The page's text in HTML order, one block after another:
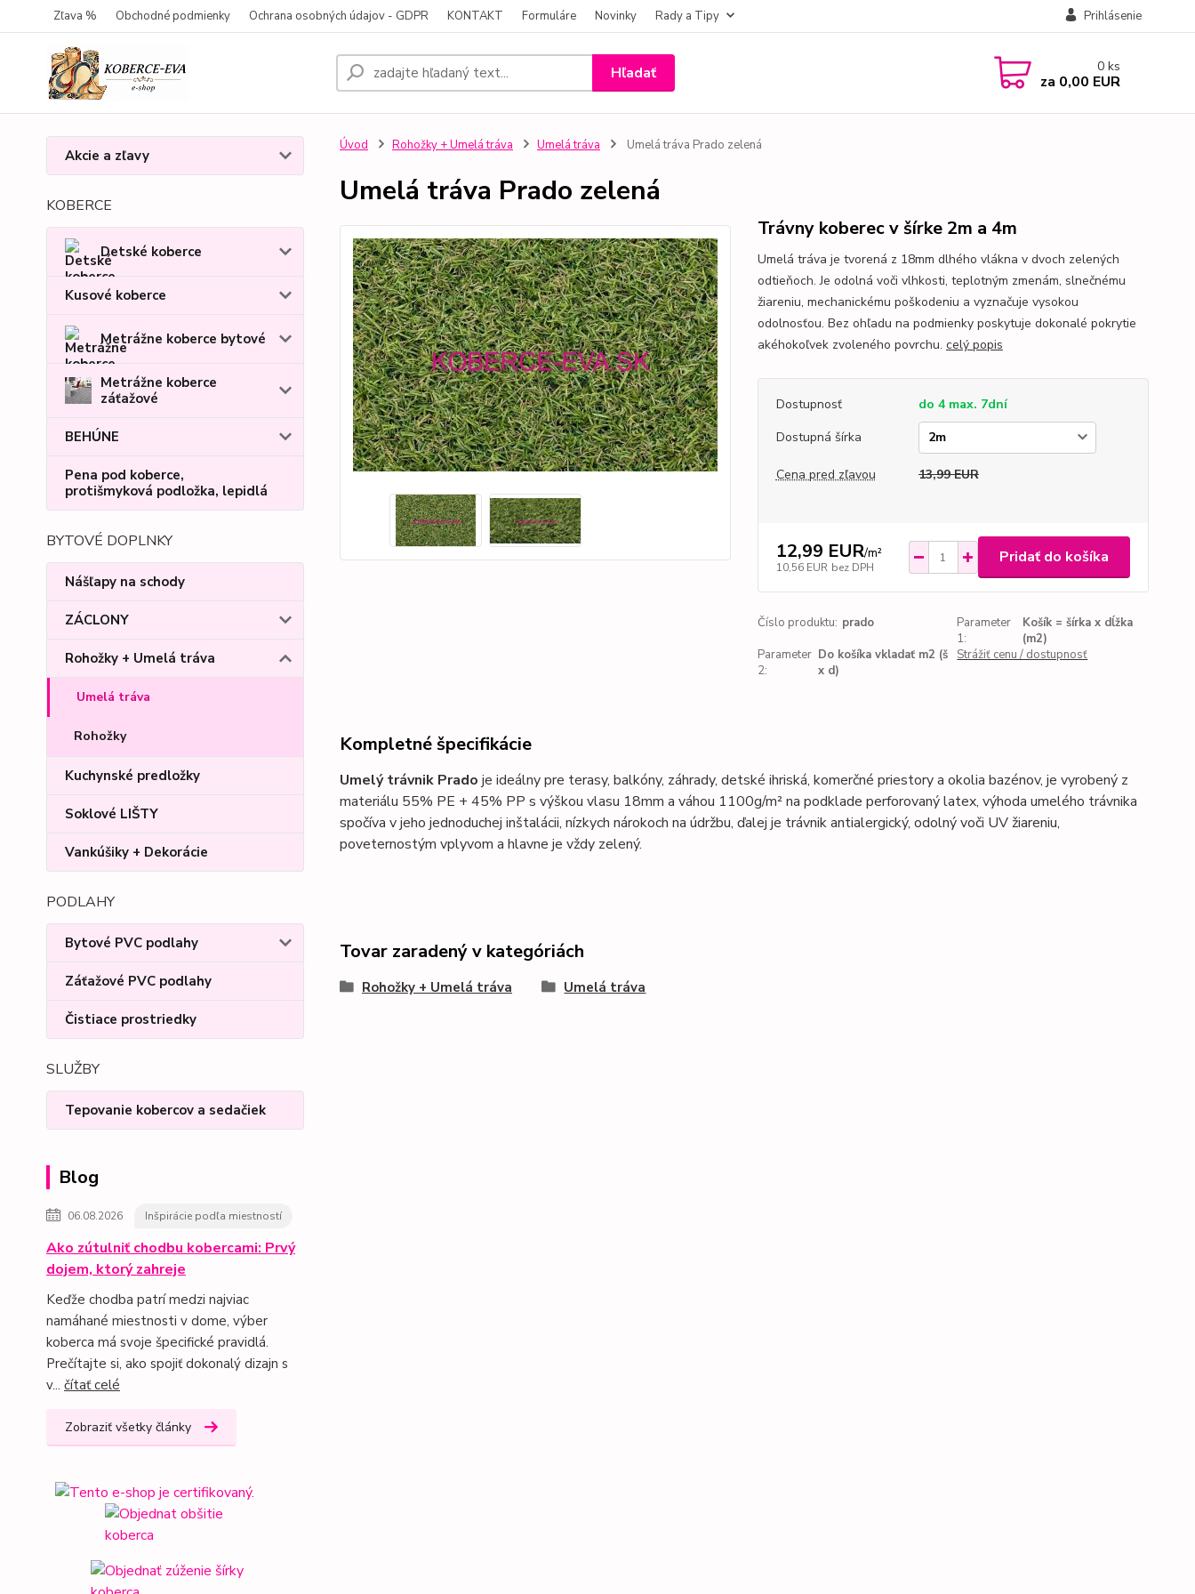
Zľava % Obchodné podmienky Ochrana osobných údajov - GDPR KONTAKT Formuláre Novinky Rady a Tipy Prihlásenie
Hľadať 0 ks
za 0,00 EUR
Akcie a zľavy
KOBERCE
Detské koberce
Kusové koberce
Metrážne koberce bytové
Metrážne koberce
záťažové
BEHÚNE
Pena pod koberce,
protišmyková podložka, lepidlá
BYTOVÉ DOPLNKY
Nášľapy na schody
ZÁCLONY
Rohožky + Umelá tráva
Umelá tráva
Rohožky
Kuchynské predložky
Soklové LIŠTY
Vankúšiky + Dekorácie
PODLAHY
Bytové PVC podlahy
Záťažové PVC podlahy
Čistiace prostriedky
SLUŽBY
Tepovanie kobercov a sedačiek
Blog
06.08.2026 Inšpirácie podľa miestností
Ako zútulniť chodbu kobercami: Prvý
dojem, ktorý zahreje
Keďže chodba patrí medzi najviac
namáhané miestnosti v dome, výber
koberca má svoje špecifické pravidlá.
Prečítajte si, ako spojiť dokonalý dizajn s
v... čítať celé
Zobraziť všetky články
Úvod Rohožky + Umelá tráva Umelá tráva Umelá tráva Prado zelená
Umelá tráva Prado zelená
Trávny koberec v šírke 2m a 4m
Umelá tráva je tvorená z 18mm dlhého vlákna v dvoch zelených
odtieňoch. Je odolná voči vlhkosti, teplotným zmenám, slnečnému
žiareniu, mechanickému poškodeniu a vyznačuje vysokou
odolnosťou. Bez ohľadu na podmienky poskytuje dokonalé pokrytie
akéhokoľvek zvoleného povrchu. celý popis
Dostupnosť
do 4 max. 7dní
Dostupná šírka
Cena pred zľavou 13,99 EUR
12,99 EUR/m²
10,56 EUR bez DPH
Pridať do košíka
Číslo produktu: prado
Parameter
1:
Košík = šírka x dĺžka
(m2)
Parameter
2:
Do košíka vkladať m2 (š
x d)
Strážiť cenu / dostupnosť
Kompletné špecifikácie
Umelý trávnik Prado je ideálny pre terasy, balkóny, záhrady, detské ihriská, komerčné priestory a okolia bazénov, je vyrobený z
materiálu 55% PE + 45% PP s výškou vlasu 18mm a váhou 1100g/m² na podklade perforovaný latex, výhoda umelého trávnika
spočíva v jeho jednoduchej inštalácii, nízkych nárokoch na údržbu, ďalej je trávnik antialergický, odolný voči UV žiareniu,
poveternostým vplyvom a hlavne je vždy zelený.
Tovar zaradený v kategóriách
Rohožky + Umelá tráva Umelá tráva